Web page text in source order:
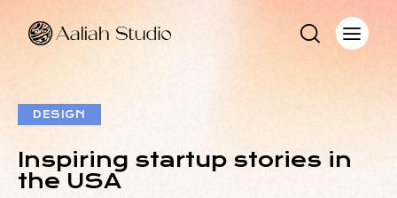
DESIGN
Inspiring startup stories in
the USA